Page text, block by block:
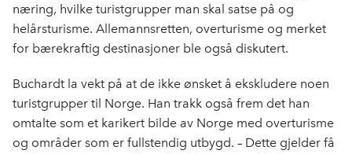
næring, hvilke turistgrupper man skal satse på og
helårsturisme. Allemannsretten, overturisme og merket
for bærekraftig destinasjoner ble også diskutert.
Buchardt la vekt på at de ikke ønsket å ekskludere noen
turistgrupper til Norge. Han trakk også frem det han
omtalte som et karikert bilde av Norge med overturisme
og områder som er fullstendig utbygd. – Dette gjelder få